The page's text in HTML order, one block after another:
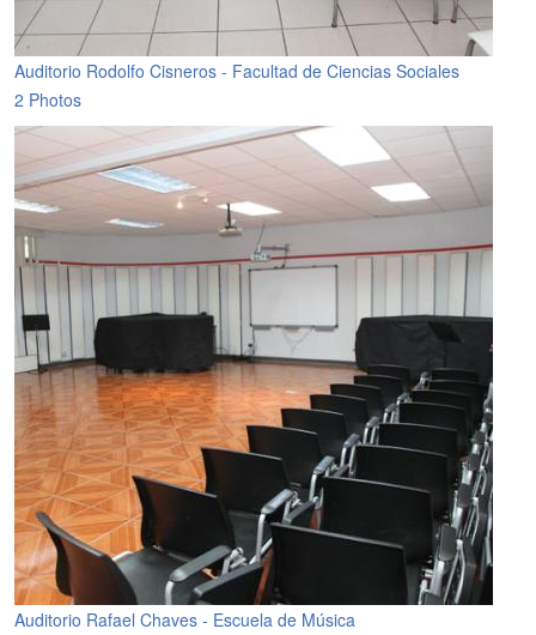
Auditorio Rodolfo Cisneros - Facultad de Ciencias Sociales
2 Photos
Auditorio Rafael Chaves - Escuela de Música